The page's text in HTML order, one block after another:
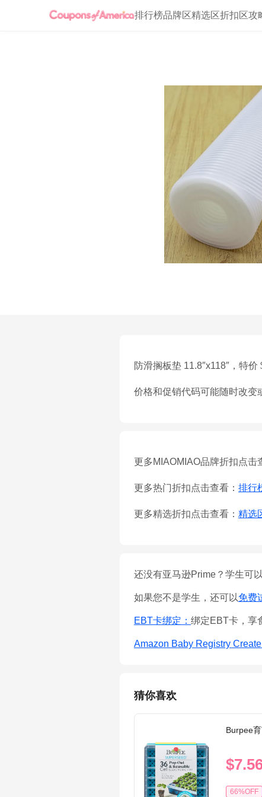
排行榜品牌区精选区折扣区攻
防滑搁板垫 11.8″x118″，特价
价格和促销代码可能随时改变
更多MIAOMIAO品牌折扣点击
更多热门折扣点击查看： 排行
更多精选折扣点击查看： 精选
还没有亚马逊Prime？学生可以
如果您不是学生，还可以免费
EBT卡绑定： 绑定EBT卡，享
Amazon Baby Registry Create
猜你喜欢
Burpee
66%OFF